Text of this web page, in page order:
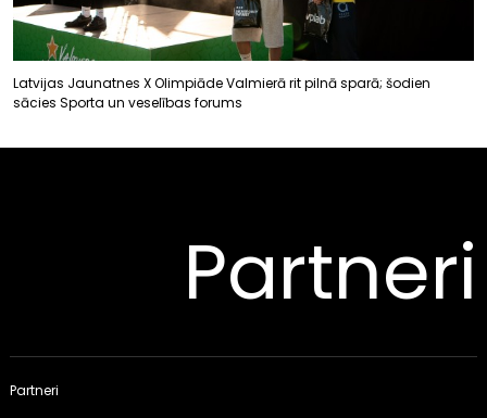
Latvijas Jaunatnes X Olimpiāde Valmierā rit pilnā sparā; šodien
sācies Sporta un veselības forums
Partneri
Partneri